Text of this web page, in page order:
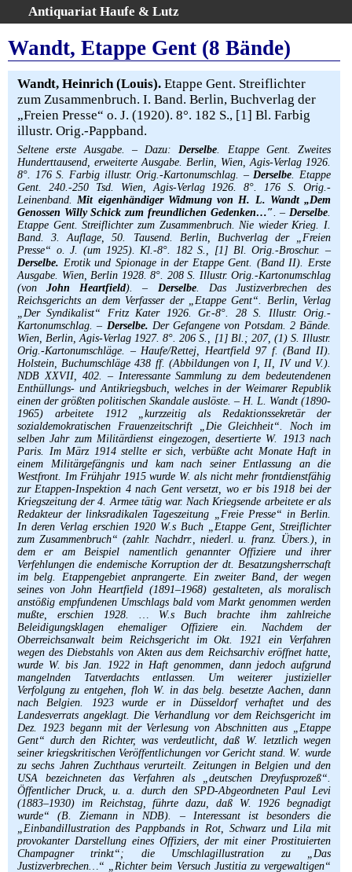
Antiquariat Haufe & Lutz
Home
Gesamtbestand
Erweiterte Suche
Kategorien
Schlagwörter
Warenkorb
AGB
Widerruf
Über uns
Aktuelle Kataloge
Kontakt
Ankauf
Links
Impressum
Wandt, Etappe Gent (8 Bände)
Wandt, Heinrich (Louis). Etappe Gent. Streiflichter
zum Zusammenbruch. I. Band. Berlin, Buchverlag der
„Freien Presse“ o. J. (1920). 8°. 182 S., [1] Bl. Farbig
illustr. Orig.-Pappband.
Seltene erste Ausgabe. – Dazu:Derselbe. Etappe Gent. Zweites
Hunderttausend, erweiterte Ausgabe. Berlin, Wien, Agis-Verlag 1926.
8°. 176 S. Farbig illustr. Orig.-Kartonumschlag. –Derselbe. Etappe
Gent. 240.-250 Tsd. Wien, Agis-Verlag 1926. 8°. 176 S. Orig.-
Leinenband.Mit eigenhändiger Widmung von H. L. Wandt „Dem
Genossen Willy Schick zum freundlichen Gedenken…″. –Derselbe.
Etappe Gent. Streiflichter zum Zusammenbruch. Nie wieder Krieg. I.
Band. 3. Auflage, 50. Tausend. Berlin, Buchverlag der „Freien
Presse“ o. J. (um 1925). Kl.-8°. 182 S., [1] Bl. Orig.-Broschur. –
Derselbe. Erotik und Spionage in der Etappe Gent. (Band II). Erste
Ausgabe. Wien, Berlin 1928. 8°. 208 S. Illustr. Orig.-Kartonumschlag
(vonJohn Heartfield). – Derselbe. Das Justizverbrechen des
Reichsgerichts an dem Verfasser der „Etappe Gent“. Berlin, Verlag
„Der Syndikalist“ Fritz Kater 1926. Gr.-8°. 28 S. Illustr. Orig.-
Kartonumschlag. – Derselbe. Der Gefangene von Potsdam. 2 Bände.
Wien, Berlin, Agis-Verlag 1927. 8°. 206 S., [1] Bl.; 207, (1) S. Illustr.
Orig.-Kartonumschläge. – Haufe/Rettej, Heartfield 97 f. (Band II).
Holstein, Buchumschläge 438 ff. (Abbildungen von I, II, IV und V.).
NDB XXVII, 402. – Interessante Sammlung zu dem bedeutendenen
Enthüllungs- und Antikriegsbuch, welches in der Weimarer Republik
einen der größten politischen Skandale auslöste. – H. L. Wandt (1890-
1965) arbeitete 1912 „kurzzeitig als Redaktionssekretär der
sozialdemokratischen Frauenzeitschrift „Die Gleichheit“. Noch im
selben Jahr zum Militärdienst eingezogen, desertierte W. 1913 nach
Paris. Im März 1914 stellte er sich, verbüßte acht Monate Haft in
einem Militärgefängnis und kam nach seiner Entlassung an die
Westfront. Im Frühjahr 1915 wurde W. als nicht mehr frontdienstfähig
zur Etappen-Inspektion 4 nach Gent versetzt, wo er bis 1918 bei der
Kriegszeitung der 4. Armee tätig war. Nach Kriegsende arbeitete er als
Redakteur der linksradikalen Tageszeitung „Freie Presse“ in Berlin.
In deren Verlag erschien 1920 W.s Buch „Etappe Gent, Streiflichter
zum Zusammenbruch“ (zahlr. Nachdrr., niederl. u. franz. Übers.), in
dem er am Beispiel namentlich genannter Offiziere und ihrer
Verfehlungen die endemische Korruption der dt. Besatzungsherrschaft
im belg. Etappengebiet anprangerte. Ein zweiter Band, der wegen
seines von John Heartfield (1891–1968) gestalteten, als moralisch
anstößig empfundenen Umschlags bald vom Markt genommen werden
mußte, erschien 1928. … W.s Buch brachte ihm zahlreiche
Beleidigungsklagen ehemaliger Offiziere ein. Nachdem der
Oberreichsanwalt beim Reichsgericht im Okt. 1921 ein Verfahren
wegen des Diebstahls von Akten aus dem Reichsarchiv eröffnet hatte,
wurde W. bis Jan. 1922 in Haft genommen, dann jedoch aufgrund
mangelnden Tatverdachts entlassen. Um weiterer justizieller
Verfolgung zu entgehen, floh W. in das belg. besetzte Aachen, dann
nach Belgien. 1923 wurde er in Düsseldorf verhaftet und des
Landesverrats angeklagt. Die Verhandlung vor dem Reichsgericht im
Dez. 1923 begann mit der Verlesung von Abschnitten aus „Etappe
Gent“ durch den Richter, was verdeutlicht, daß W. letztlich wegen
seiner kriegskritischen Veröffentlichungen vor Gericht stand. W. wurde
zu sechs Jahren Zuchthaus verurteilt. Zeitungen in Belgien und den
USA bezeichneten das Verfahren als „deutschen Dreyfusprozeß“.
Öffentlicher Druck, u. a. durch den SPD-Abgeordneten Paul Levi
(1883–1930) im Reichstag, führte dazu, daß W. 1926 begnadigt
wurde“ (B. Ziemann in NDB). – Interessant ist besonders die
„Einbandillustration des Pappbands in Rot, Schwarz und Lila mit
provokanter Darstellung eines Offiziers, der mit einer Prostituierten
Champagner trinkt“; die Umschlagillustration zu „Das
Justizverbrechen…“ „Richter beim Versuch Justitia zu vergewaltigen“